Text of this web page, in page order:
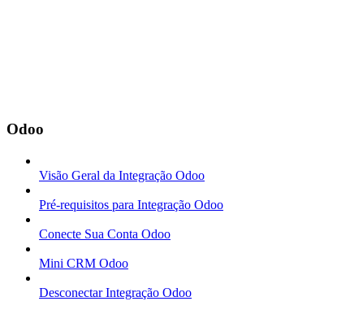
Odoo
Visão Geral da Integração Odoo
Pré-requisitos para Integração Odoo
Conecte Sua Conta Odoo
Mini CRM Odoo
Desconectar Integração Odoo